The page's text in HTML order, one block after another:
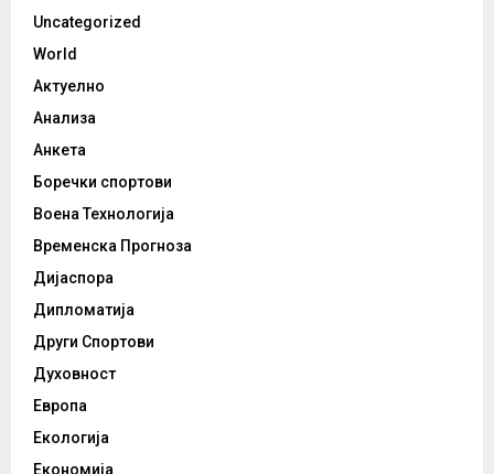
Uncategorized
World
Актуелно
Анализа
Анкета
Боречки спортови
Воена Технологија
Временска Прогноза
Дијаспора
Дипломатија
Други Спортови
Духовност
Европа
Екологија
Економија